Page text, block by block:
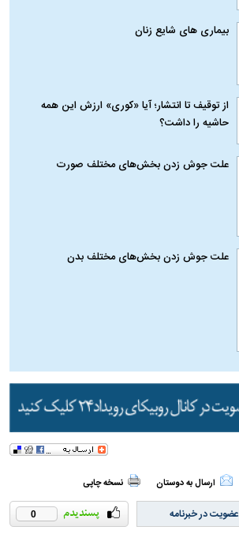
بیماری‌ های شایع زنان
از توقیف تا انتشار؛ آیا «کوری» ارزش این همه
حاشیه را داشت؟
علت جوش زدن بخش‌های مختلف صورت
علت جوش زدن بخش‌های مختلف بدن
ارسال به دوستان نسخه چاپی
0 عضویت در خبرنامه